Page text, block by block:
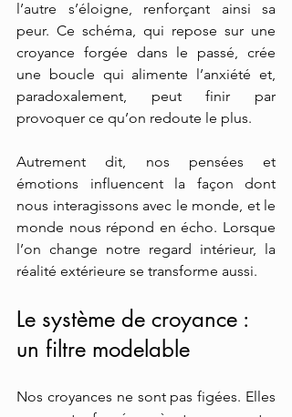
l’autre s’éloigne, renforçant ainsi sa
peur. Ce schéma, qui repose sur une
croyance forgée dans le passé, crée
une boucle qui alimente l’anxiété et,
paradoxalement, peut finir par
provoquer ce qu’on redoute le plus.
Autrement dit, nos pensées et
émotions influencent la façon dont
nous interagissons avec le monde, et le
monde nous répond en écho. Lorsque
l’on change notre regard intérieur, la
réalité extérieure se transforme aussi.
Le système de croyance :
un filtre modelable
Nos croyances ne sont pas figées. Elles